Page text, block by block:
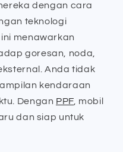
dengan cara
teknologi
menawarkan
goresan, noda,
Anda tidak
kendaraan
Dengan PPF, mobil
dan siap untuk